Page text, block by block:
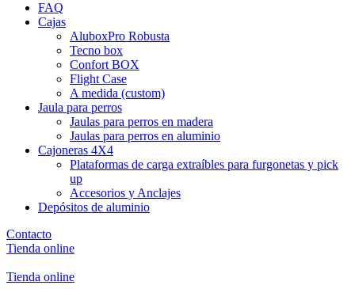
FAQ
Cajas
AluboxPro Robusta
Tecno box
Confort BOX
Flight Case
A medida (custom)
Jaula para perros
Jaulas para perros en madera
Jaulas para perros en aluminio
Cajoneras 4X4
Plataformas de carga extraíbles para furgonetas y pick
up
Accesorios y Anclajes
Depósitos de aluminio
Contacto
Tienda online
Tienda online